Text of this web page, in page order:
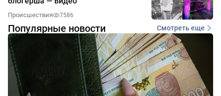
Происшествия 7586
Популярные новости Смотреть еще